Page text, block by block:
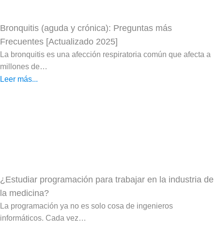
Bronquitis (aguda y crónica): Preguntas más
Frecuentes [Actualizado 2025]
La bronquitis es una afección respiratoria común que afecta a
millones de…
Leer más...
¿Estudiar programación para trabajar en la industria de
la medicina?
La programación ya no es solo cosa de ingenieros
informáticos. Cada vez…